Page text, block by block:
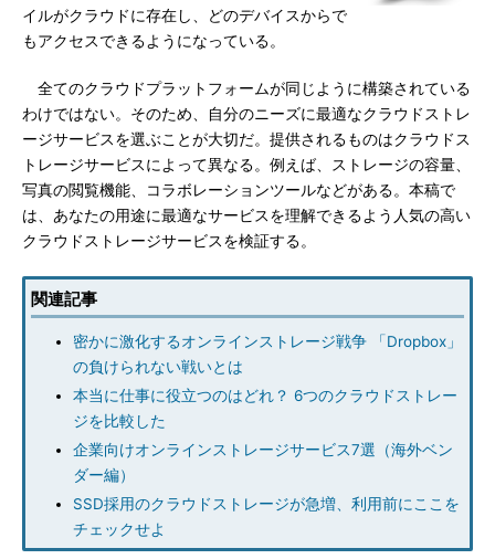
イルがクラウドに存在し、どのデバイスからで
もアクセスできるようになっている。
全てのクラウドプラットフォームが同じように構築されている
わけではない。そのため、自分のニーズに最適なクラウドストレ
ージサービスを選ぶことが大切だ。提供されるものはクラウドス
トレージサービスによって異なる。例えば、ストレージの容量、
写真の閲覧機能、コラボレーションツールなどがある。本稿で
は、あなたの用途に最適なサービスを理解できるよう人気の高い
クラウドストレージサービスを検証する。
関連記事
密かに激化するオンラインストレージ戦争 「Dropbox」
の負けられない戦いとは
本当に仕事に役立つのはどれ？ 6つのクラウドストレー
ジを比較した
企業向けオンラインストレージサービス7選（海外ベン
ダー編）
SSD採用のクラウドストレージが急増、利用前にここを
チェックせよ